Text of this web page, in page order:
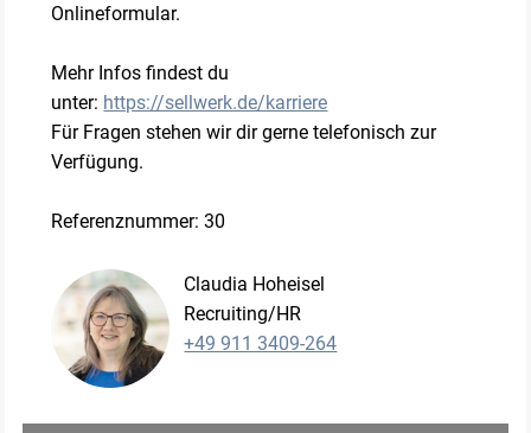
Onlineformular.
Mehr Infos findest du
unter: https://sellwerk.de/karriere
Für Fragen stehen wir dir gerne telefonisch zur
Verfügung.
Referenznummer: 30
Claudia Hoheisel
Recruiting/HR
+49 911 3409-264